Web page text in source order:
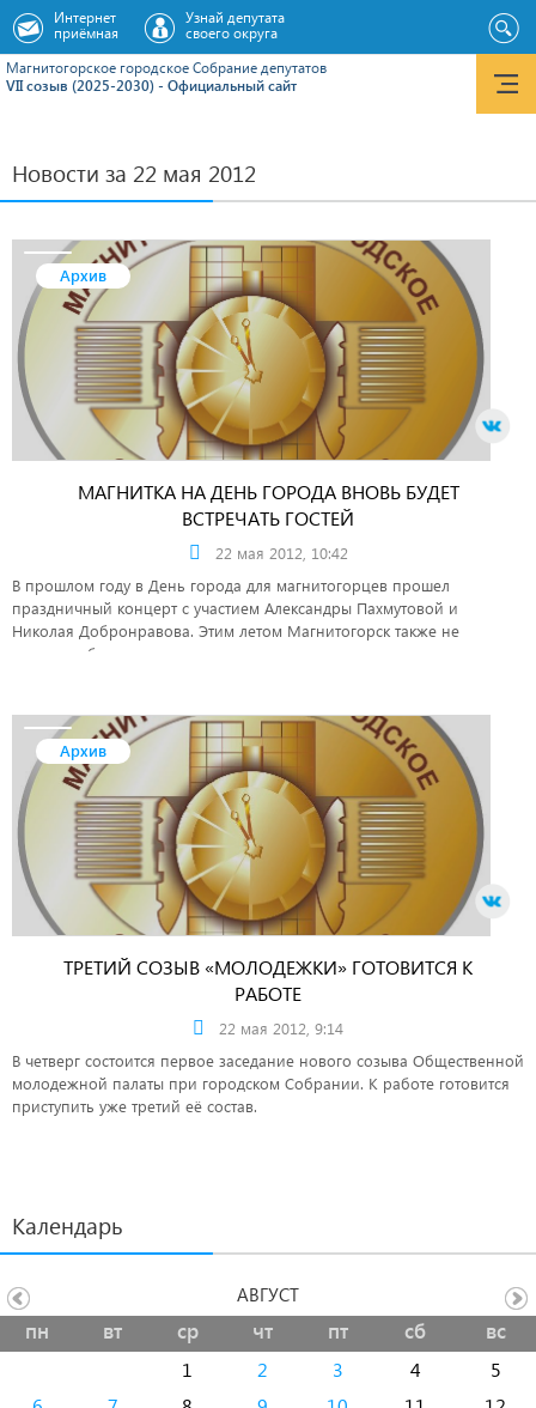
Магнитогорское городское Cобрание депутатов
VII созыв (2025-2030) - Официальный сайт
Интернет
приёмная
Узнай депутата
своего округа
Новости за 22 мая 2012
Архив
МАГНИТКА НА ДЕНЬ ГОРОДА ВНОВЬ БУДЕТ
ВСТРЕЧАТЬ ГОСТЕЙ
22 мая 2012, 10:42
В прошлом году в День города для магнитогорцев прошел
праздничный концерт с участием Александры Пахмутовой и
Николая Добронравова. Этим летом Магнитогорск также не
останется без приятных сюрпризов.
Архив
ТРЕТИЙ СОЗЫВ «МОЛОДЕЖКИ» ГОТОВИТСЯ К
РАБОТЕ
22 мая 2012, 9:14
В четверг состоится первое заседание нового созыва Общественной
молодежной палаты при городском Собрании. К работе готовится
приступить уже третий её состав.
Календарь
пн вт ср чт пт сб вс
1 2 3 4
5
АВГУСТ